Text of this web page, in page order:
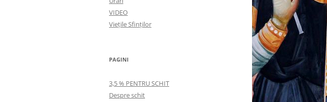
VIDEO
Viețile Sfinților
PAGINI
3,5 % PENTRU SCHIT
Despre schit